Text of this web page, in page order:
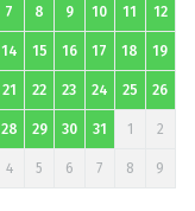
7 8 9 10 11 12
14 15 16 17 18 19
21 22 23 24 25 26
28 29 30 31 1 2
4 5 6 7 8 9